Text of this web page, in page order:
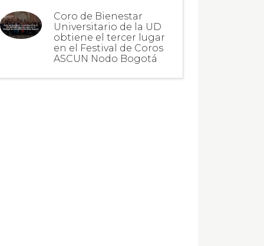
Coro de Bienestar
Universitario de la UD
obtiene el tercer lugar
en el Festival de Coros
ASCUN Nodo Bogotá